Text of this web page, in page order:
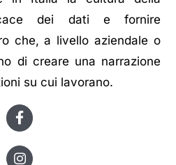
dei dati e fornire
che, a livello aziendale o
di creare una narrazione
su cui lavorano.